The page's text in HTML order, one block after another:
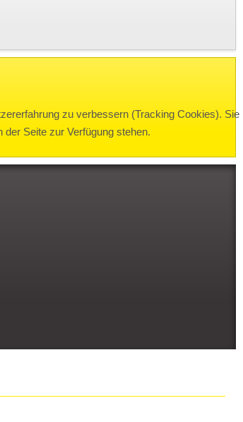
zu verbessern (Tracking Cookies). Sie
Seite zur Verfügung stehen.